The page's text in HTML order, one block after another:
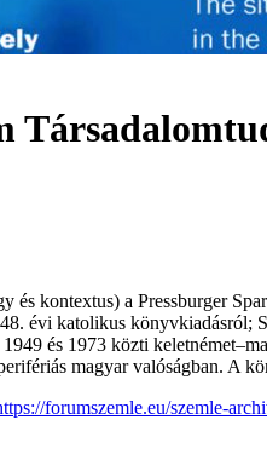
és kontextus) a Pressburger
évi katolikus
és 1973 közti
magyar valóságban. A
forumszemle.eu/szemle-